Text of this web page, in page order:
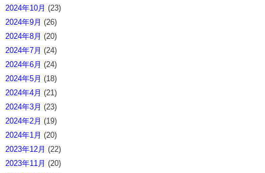
2024年10月 (23)
2024年9月 (26)
2024年8月 (20)
2024年7月 (24)
2024年6月 (24)
2024年5月 (18)
2024年4月 (21)
2024年3月 (23)
2024年2月 (19)
2024年1月 (20)
2023年12月 (22)
2023年11月 (20)